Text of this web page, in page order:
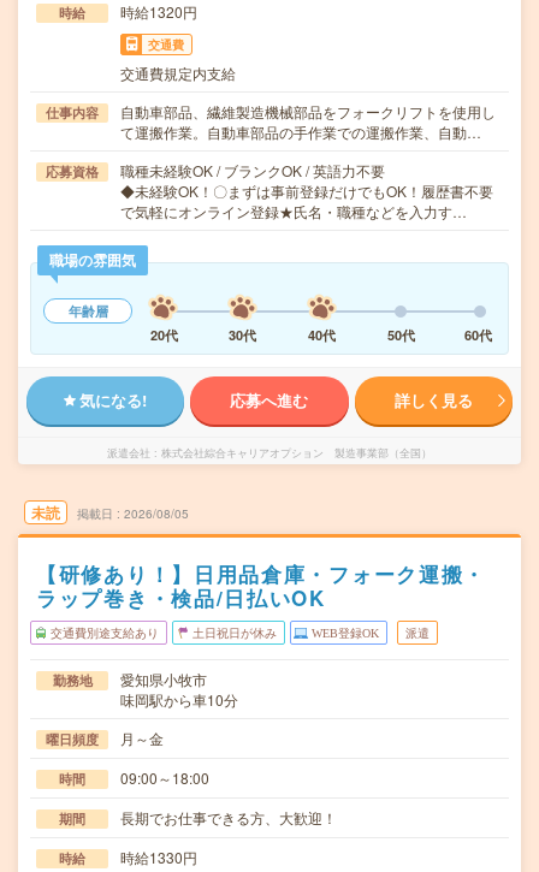
時給 時給1320円
交通費
交通費規定内支給
仕事内容
自動車部品、繊維製造機械部品をフォークリフトを使用し
て運搬作業。自動車部品の手作業での運搬作業、自動…
応募資格
職種未経験OK / ブランクOK / 英語力不要
◆未経験OK！〇まずは事前登録だけでもOK！履歴書不要
で気軽にオンライン登録★氏名・職種などを入力す…
職場の雰囲気
年齢層
20代
30代 40代 50代 60代
気になる! 応募へ進む 詳しく見る
派遣会社 株式会社綜合キャリアオプション 製造事業部（全国）
未読 掲載日 2026/08/05
【研修あり！】日用品倉庫・フォーク運搬・
ラップ巻き・検品/日払いOK
交通費別途支給あり 土日祝日が休み WEB登録OK 派遣
勤務地
愛知県小牧市
味岡駅から車10分
曜日頻度 月～金
時間 09:00～18:00
期間 長期でお仕事できる方、大歓迎！
時給 時給1330円